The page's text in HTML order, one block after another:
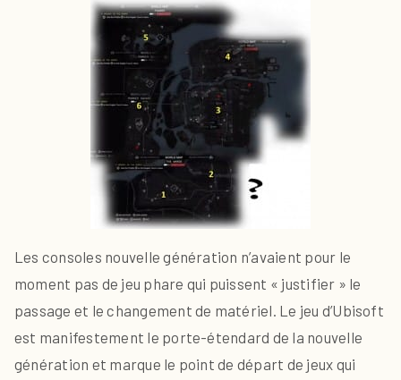
Les consoles nouvelle génération n’avaient pour le
moment pas de jeu phare qui puissent « justifier » le
passage et le changement de matériel. Le jeu d’Ubisoft
est manifestement le porte-étendard de la nouvelle
génération et marque le point de départ de jeux qui